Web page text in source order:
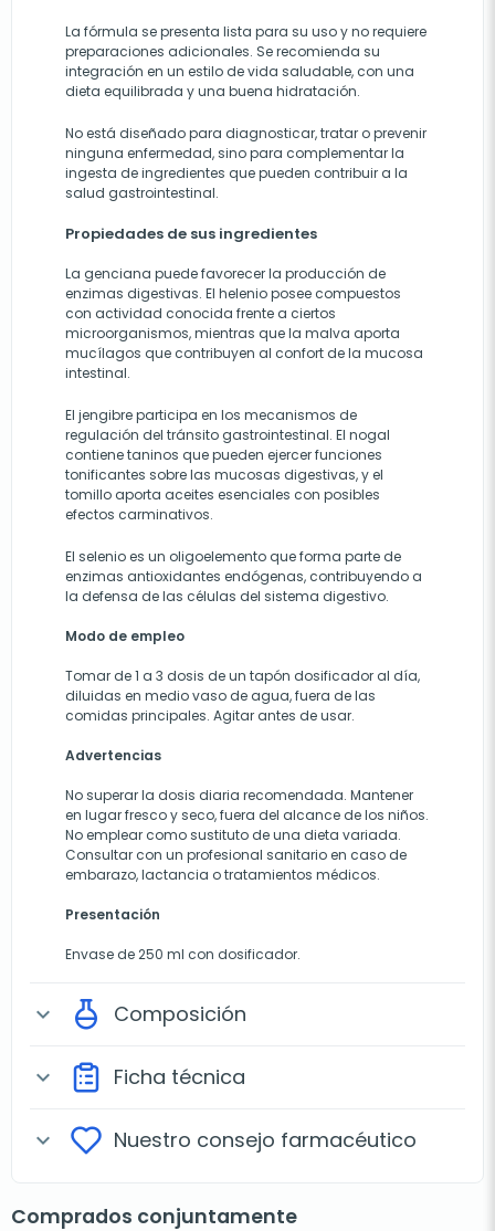
La fórmula se presenta lista para su uso y no requiere
preparaciones adicionales. Se recomienda su
integración en un estilo de vida saludable, con una
dieta equilibrada y una buena hidratación.
No está diseñado para diagnosticar, tratar o prevenir
ninguna enfermedad, sino para complementar la
ingesta de ingredientes que pueden contribuir a la
salud gastrointestinal.
Propiedades de sus ingredientes
La genciana puede favorecer la producción de
enzimas digestivas. El helenio posee compuestos
con actividad conocida frente a ciertos
microorganismos, mientras que la malva aporta
mucílagos que contribuyen al confort de la mucosa
intestinal.
El jengibre participa en los mecanismos de
regulación del tránsito gastrointestinal. El nogal
contiene taninos que pueden ejercer funciones
tonificantes sobre las mucosas digestivas, y el
tomillo aporta aceites esenciales con posibles
efectos carminativos.
El selenio es un oligoelemento que forma parte de
enzimas antioxidantes endógenas, contribuyendo a
la defensa de las células del sistema digestivo.
Modo de empleo
Tomar de 1 a 3 dosis de un tapón dosificador al día,
diluidas en medio vaso de agua, fuera de las
comidas principales. Agitar antes de usar.
Advertencias
No superar la dosis diaria recomendada. Mantener
en lugar fresco y seco, fuera del alcance de los niños.
No emplear como sustituto de una dieta variada.
Consultar con un profesional sanitario en caso de
embarazo, lactancia o tratamientos médicos.
Presentación
Envase de 250 ml con dosificador.
expand_more Composición
expand_more Ficha técnica
expand_more Nuestro consejo farmacéutico
Comprados conjuntamente